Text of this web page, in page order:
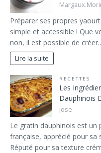
Préparer ses propres
simple et accessible ! Que
non, il est possible de
Lire la suite
RECETTES
Les
Dauphinois
jose
Le gratin dauphinois est un
française, apprécié pour sa
Réputé pour sa texture